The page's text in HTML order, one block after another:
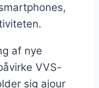
af nye
VVS-
sig ajour